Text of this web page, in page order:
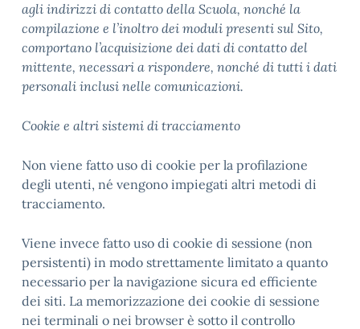
agli indirizzi di contatto della Scuola, nonché la
compilazione e l’inoltro dei moduli presenti sul Sito,
comportano l’acquisizione dei dati di contatto del
mittente, necessari a rispondere, nonché di tutti i dati
personali inclusi nelle comunicazioni.
Cookie e altri sistemi di tracciamento
Non viene fatto uso di cookie per la profilazione
degli utenti, né vengono impiegati altri metodi di
tracciamento.
Viene invece fatto uso di cookie di sessione (non
persistenti) in modo strettamente limitato a quanto
necessario per la navigazione sicura ed efficiente
dei siti. La memorizzazione dei cookie di sessione
nei terminali o nei browser è sotto il controllo